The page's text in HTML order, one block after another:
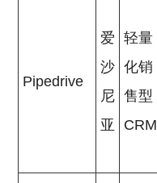
Pipedrive
爱
沙
尼
亚
轻量
化销
售型
CRM